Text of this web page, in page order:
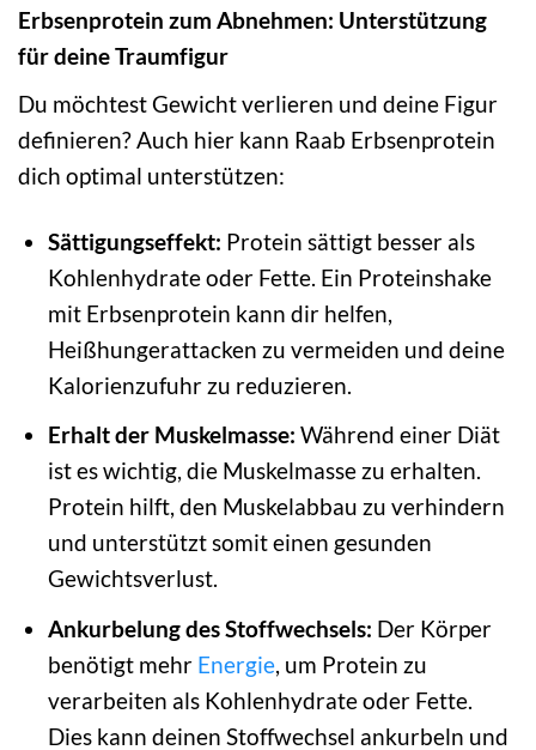
Erbsenprotein zum Abnehmen: Unterstützung
für deine Traumfigur
Du möchtest Gewicht verlieren und deine Figur
definieren? Auch hier kann Raab Erbsenprotein
dich optimal unterstützen:
Sättigungseffekt: Protein sättigt besser als
Kohlenhydrate oder Fette. Ein Proteinshake
mit Erbsenprotein kann dir helfen,
Heißhungerattacken zu vermeiden und deine
Kalorienzufuhr zu reduzieren.
Erhalt der Muskelmasse: Während einer Diät
ist es wichtig, die Muskelmasse zu erhalten.
Protein hilft, den Muskelabbau zu verhindern
und unterstützt somit einen gesunden
Gewichtsverlust.
Ankurbelung des Stoffwechsels: Der Körper
benötigt mehr Energie, um Protein zu
verarbeiten als Kohlenhydrate oder Fette.
Dies kann deinen Stoffwechsel ankurbeln und